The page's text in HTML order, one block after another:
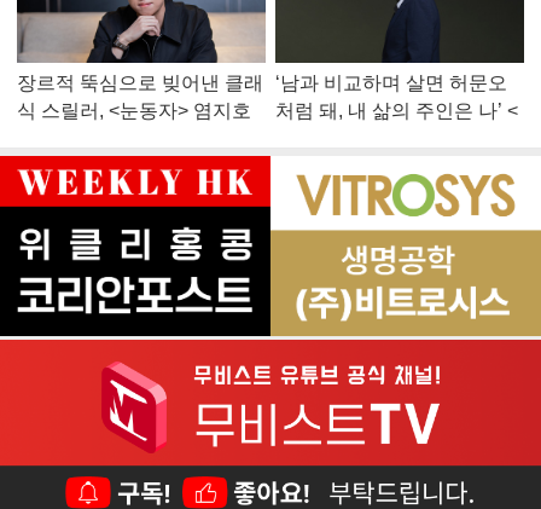
장르적 뚝심으로 빚어낸 클래
식 스릴러, <눈동자> 염지호
‘남과 비교하며 살면 허문오
처럼 돼, 내 삶의 주인은 나’ <